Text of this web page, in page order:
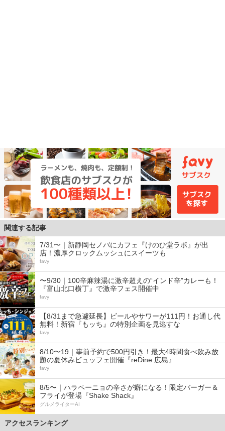
関連する記事
7/31〜｜新静岡セノバにカフェ『けのひ堂ラボ』が出
店！濃厚クロックムッシュにスイーツも
favy
〜9/30｜100辛麻辣湯に激辛超えの“インド辛”カレーも！
『富山北口横丁』で激辛フェス開催中
favy
【8/31まで急遽延長】ビールやサワーが111円！お通し代
無料！新宿『もッち』の特別企画を見逃すな
favy
8/10〜19｜事前予約で500円引き！最大4時間食べ飲み放
題の夏休みビュッフェ開催『reDine 広島』
favy
8/5〜｜ハラペーニョの辛さが癖になる！限定バーガー＆
フライが登場『Shake Shack』
グルメライターAI
アクセスランキング